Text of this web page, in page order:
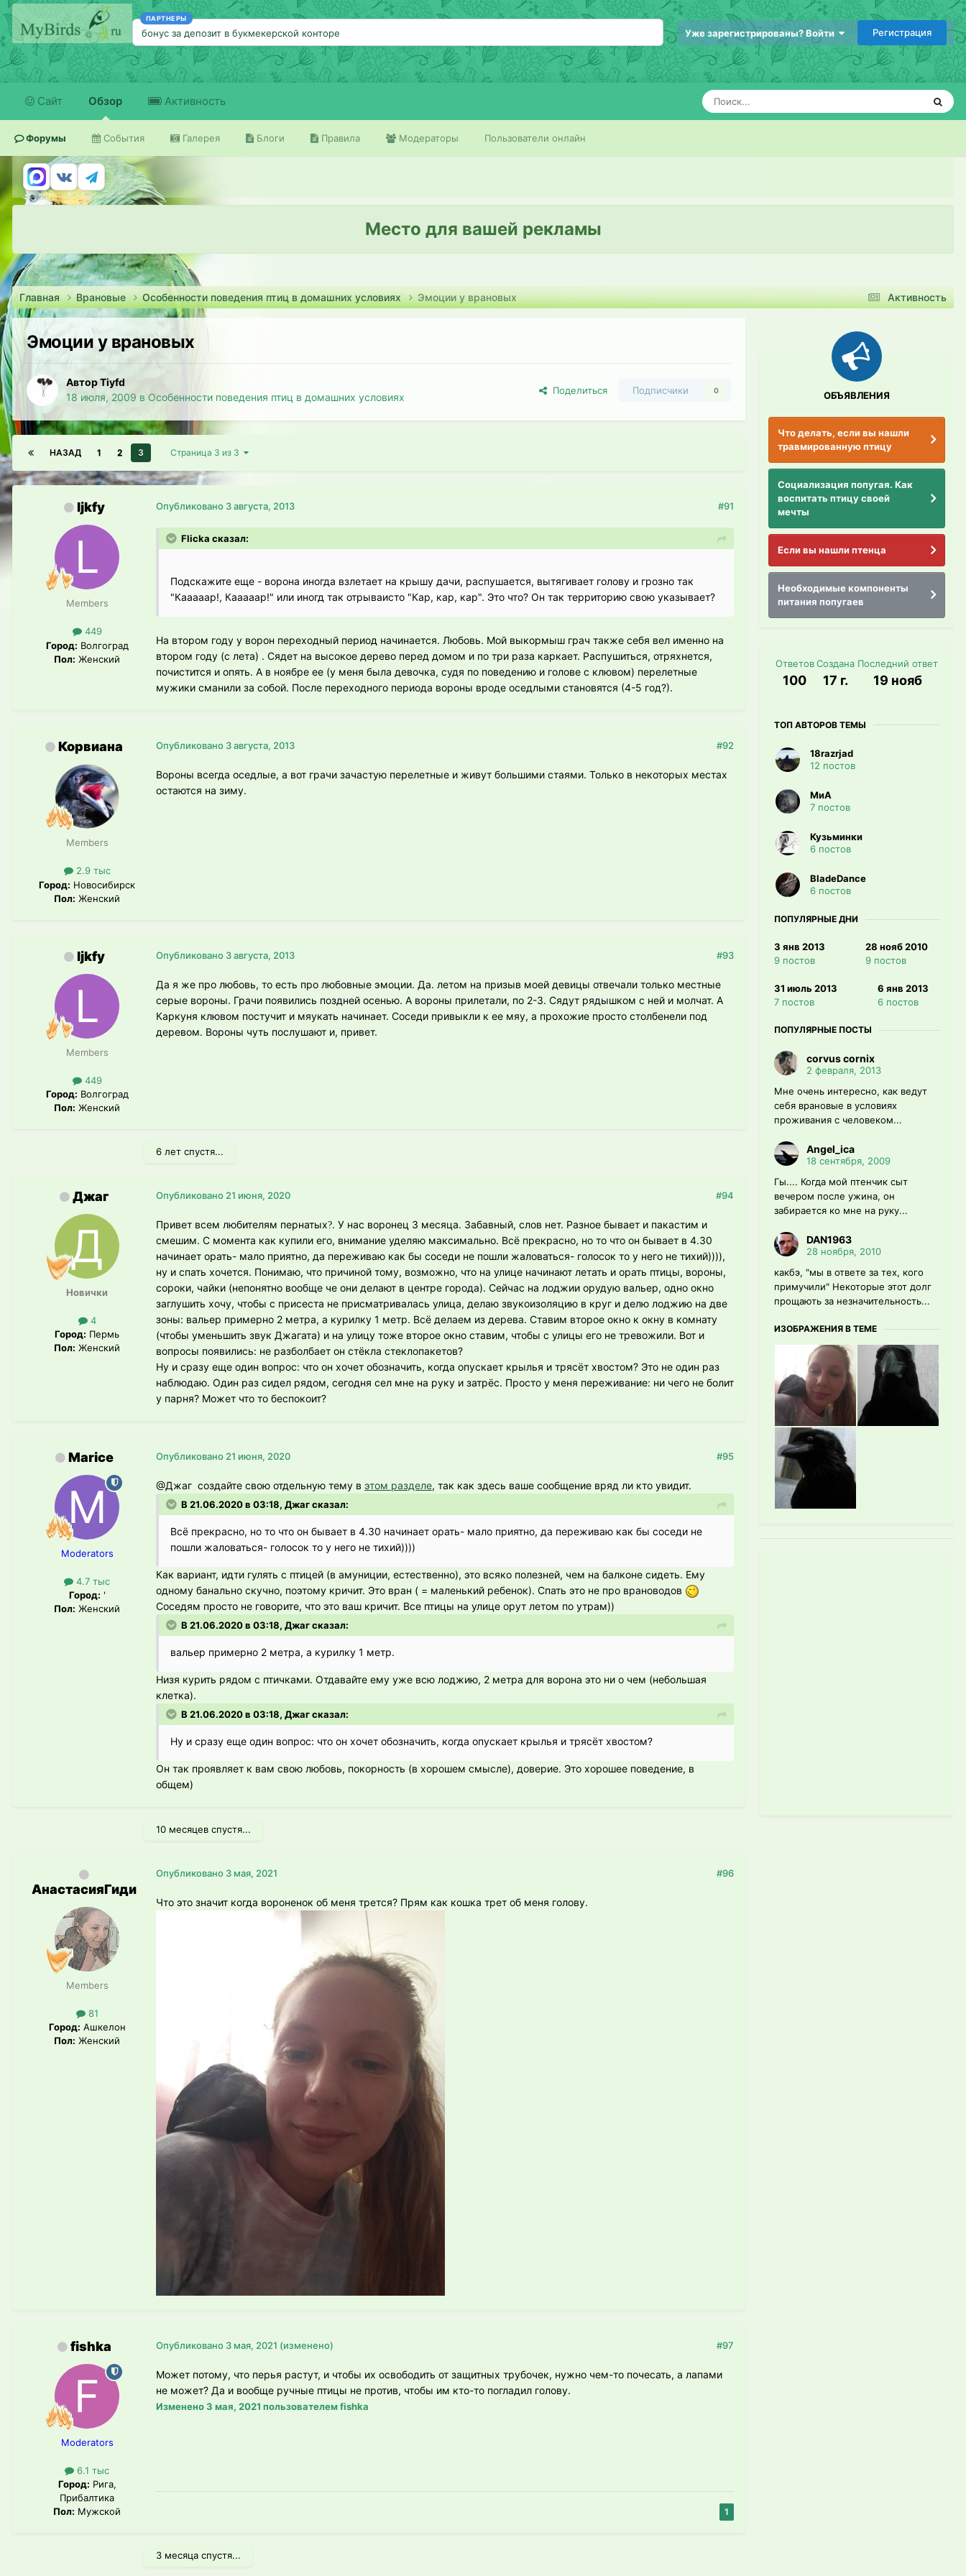
ПАРТНЕРЫ
бонус за депозит в букмекерской конторе Уже зарегистрированы? Войти Регистрация
Сайт Обзор
Форумы События Галерея Блоги Правила Модераторы Пользователи онлайн
Активность
Место для вашей рекламы
Активность
Главная Врановые Особенности поведения птиц в домашних условиях Эмоции у врановых
Эмоции у врановых
Автор Tiyfd
18 июля, 2009 в Особенности поведения птиц в домашних условиях
Поделиться Подписчики 0
НАЗАД 1 2 3 Страница 3 из 3
ljkfy
Members
449
Город: Волгоград
Пол: Женский
#91
Опубликовано 3 августа, 2013
Flicka сказал:
Подскажите еще - ворона иногда взлетает на крышу дачи, распушается, вытягивает голову и грозно так
"Кааааар!, Кааааар!" или иногд так отрываисто "Кар, кар, кар". Это что? Он так территорию свою указывает?
На втором году у ворон переходный период начинается. Любовь. Мой выкормыш грач также себя вел именно на
втором году (с лета) . Сядет на высокое дерево перед домом и по три раза каркает. Распушиться, отряхнется,
почистится и опять. А в ноябре ее (у меня была девочка, судя по поведению и голове с клювом) перелетные
мужики сманили за собой. После переходного периода вороны вроде оседлыми становятся (4-5 год?).
Корвиана
Members
2.9 тыс
Город: Новосибирск
Пол: Женский
#92
Опубликовано 3 августа, 2013
Вороны всегда оседлые, а вот грачи зачастую перелетные и живут большими стаями. Только в некоторых местах
остаются на зиму.
ljkfy
Members
449
Город: Волгоград
Пол: Женский
#93
Опубликовано 3 августа, 2013
Да я же про любовь, то есть про любовные эмоции. Да. летом на призыв моей девицы отвечали только местные
серые вороны. Грачи появились поздней осенью. А вороны прилетали, по 2-3. Сядут рядышком с ней и молчат. А
Каркуня клювом постучит и мяукать начинает. Соседи привыкли к ее мяу, а прохожие просто столбенели под
деревом. Вороны чуть послушают и, привет.
6 лет спустя...
Джаг
Новички
4
Город: Пермь
Пол: Женский
#94
Опубликовано 21 июня, 2020
Привет всем любителям пернатых?. У нас воронец 3 месяца. Забавный, слов нет. Разное бывает и пакастим и
смешим. С момента как купили его, внимание уделяю максимально. Всё прекрасно, но то что он бывает в 4.30
начинает орать- мало приятно, да переживаю как бы соседи не пошли жаловаться- голосок то у него не тихий)))),
ну и спать хочется. Понимаю, что причиной тому, возможно, что на улице начинают летать и орать птицы, вороны,
сороки, чайки (непонятно вообще че они делают в центре города). Сейчас на лоджии орудую вальер, одно окно
заглушить хочу, чтобы с присеста не присматривалась улица, делаю звукоизоляцию в круг и делю лоджию на две
зоны: вальер примерно 2 метра, а курилку 1 метр. Всё делаем из дерева. Ставим второе окно к окну в комнату
(чтобы уменьшить звук Джагата) и на улицу тоже второе окно ставим, чтобы с улицы его не тревожили. Вот и
вопросы появились: не разболбает он стёкла стеклопакетов?
Ну и сразу еще один вопрос: что он хочет обозначить, когда опускает крылья и трясёт хвостом? Это не один раз
наблюдаю. Один раз сидел рядом, сегодня сел мне на руку и затрёс. Просто у меня переживание: ни чего не болит
у парня? Может что то беспокоит?
Marice
Moderators
4.7 тыс
Город: '
Пол: Женский
#95
Опубликовано 21 июня, 2020
@Джаг создайте свою отдельную тему в этом разделе, так как здесь ваше сообщение вряд ли кто увидит.
В 21.06.2020 в 03:18, Джаг сказал:
Всё прекрасно, но то что он бывает в 4.30 начинает орать- мало приятно, да переживаю как бы соседи не
пошли жаловаться- голосок то у него не тихий))))
Как вариант, идти гулять с птицей (в амуниции, естественно), это всяко полезней, чем на балконе сидеть. Ему
одному банально скучно, поэтому кричит. Это вран ( = маленький ребенок). Спать это не про врановодов
Соседям просто не говорите, что это ваш кричит. Все птицы на улице орут летом по утрам))
В 21.06.2020 в 03:18, Джаг сказал:
вальер примерно 2 метра, а курилку 1 метр.
Низя курить рядом с птичками. Отдавайте ему уже всю лоджию, 2 метра для ворона это ни о чем (небольшая
клетка).
В 21.06.2020 в 03:18, Джаг сказал:
Ну и сразу еще один вопрос: что он хочет обозначить, когда опускает крылья и трясёт хвостом?
Он так проявляет к вам свою любовь, покорность (в хорошем смысле), доверие. Это хорошее поведение, в
общем)
10 месяцев спустя...
АнастасияГиди
Members
81
Город: Ашкелон
Пол: Женский
#96
Опубликовано 3 мая, 2021
Что это значит когда вороненок об меня трется? Прям как кошка трет об меня голову.
fishka
Moderators
6.1 тыс
Город: Рига,
Прибалтика
Пол: Мужской
#97
Опубликовано 3 мая, 2021 (изменено)
Может потому, что перья растут, и чтобы их освободить от защитных трубочек, нужно чем-то почесать, а лапами
не может? Да и вообще ручные птицы не против, чтобы им кто-то погладил голову.
Изменено3 мая, 2021 пользователем fishka
1
3 месяца спустя...
ОБЪЯВЛЕНИЯ
Что делать, если вы нашли
травмированную птицу
Социализация попугая. Как
воспитать птицу своей
мечты
Если вы нашли птенца
Необходимые компоненты
питания попугаев
Ответов
100
Создана
17 г.
Последний ответ
19 нояб
ТОП АВТОРОВ ТЕМЫ
18razrjad
12 постов
МиА
7 постов
Кузьминки
6 постов
BladeDance
6 постов
ПОПУЛЯРНЫЕ ДНИ
3 янв 2013
9 постов
28 нояб 2010
9 постов
31 июль 2013
7 постов
6 янв 2013
6 постов
ПОПУЛЯРНЫЕ ПОСТЫ
corvus cornix
2 февраля, 2013
Мне очень интересно, как ведут
себя врановые в условиях
проживания с человеком...
Angel_ica
18 сентября, 2009
Гы.... Когда мой птенчик сыт
вечером после ужина, он
забирается ко мне на руку...
DAN1963
28 ноября, 2010
какбэ, "мы в ответе за тех, кого
примучили" Некоторые этот долг
прощають за незначительность...
ИЗОБРАЖЕНИЯ В ТЕМЕ